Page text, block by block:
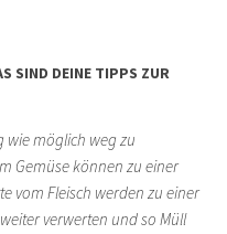
SIND DEINE TIPPS ZUR
wie möglich weg zu
Gemüse können zu einer
vom Fleisch werden zu einer
verwerten und so Müll